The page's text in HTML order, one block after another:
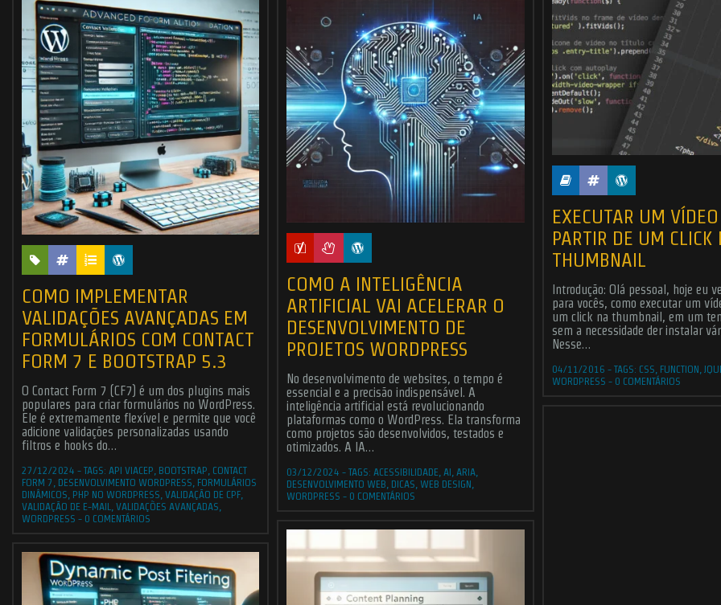
COMO IMPLEMENTAR
VALIDAÇÕES AVANÇADAS EM
FORMULÁRIOS COM CONTACT
FORM 7 E BOOTSTRAP 5.3
O Contact Form 7 (CF7) é um dos plugins mais
populares para criar formulários no WordPress.
Ele é extremamente flexível e permite que você
adicione validações personalizadas usando
filtros e hooks do…
27/12/2024 - TAGS: API VIACEP, BOOTSTRAP, CONTACT
FORM 7 , DESENVOLVIMENTO WORDPRESS, FORMULÁRIOS
DINÂMICOS, PHP NO WORDPRESS, VALIDAÇÃO DE CPF,
VALIDAÇÃO DE E-MAIL, VALIDAÇÕES AVANÇADAS,
WORDPRESS - 0 COMENTÁRIOS
COMO A INTELIGÊNCIA
ARTIFICIAL VAI ACELERAR O
DESENVOLVIMENTO DE
PROJETOS WORDPRESS
No desenvolvimento de websites, o tempo é
essencial e a precisão indispensável. A
inteligência artificial está revolucionando
plataformas como o WordPress. Ela transforma
como projetos são desenvolvidos, testados e
otimizados. A IA…
03/12/2024 -TAGS:ACESSIBILIDADE,AI,ARIA,
DESENVOLVIMENTO WEB, DICAS,WEB DESIGN,
WORDPRESS - 0 COMENTÁRIOS
EXECUTAR UM
PARTIR DE UM CLICK
THUMBNAIL
Introdução: Olá pessoal, hoje eu
para vocês, como executar um
um click na thumbnail, em um
sem a necessidade der instalar
Nesse…
04/11/2016 - TAGS: CSS, FUNCTION,
WORDPRESS - 0 COMENTÁRIOS